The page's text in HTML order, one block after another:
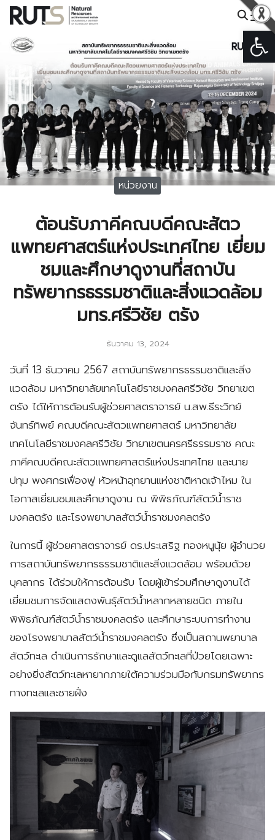
Skip
content
Search
for:
หน่วยงาน
ต้อนรับภาคีคณบดีคณะสัตว
แพทยศาสตร์แห่งประเทศไทย เยี่ยม
ชมและศึกษาดูงานที่สถาบัน
ทรัพยากรธรรมชาติและสิ่งแวดล้อม
มทร.ศรีวิชัย ตรัง
ธันวาคม 13, 2024
วันที่ 13 ธันวาคม 2567 สถาบันทรัพยากรธรรมชาติและสิ่ง
แวดล้อม มหาวิทยาลัยเทคโนโลยีราชมงคลศรีวิชัย วิทยาเขต
ตรัง ได้ให้การต้อนรับผู้ช่วยศาสตราจารย์ น.สพ.ธีระวิทย์
จันทร์ทิพย์ คณบดีคณะสัตวแพทยศาสตร์ มหาวิทยาลัย
เทคโนโลยีราชมงคลศรีวิชัย วิทยาเขตนครศรีธรรมราช คณะ
ภาคีคณบดีคณะสัตวแพทยศาสตร์แห่งประเทศไทย และนาย
ปทุม พงศกรเฟื่องฟู หัวหน้าอุทยานแห่งชาติหาดเจ้าไหม ใน
โอกาสเยี่ยมชมและศึกษาดูงาน ณ พิพิธภัณฑ์สัตว์น้ำราช
มงคลตรัง และโรงพยาบาลสัตว์น้ำราชมงคลตรัง
ในการนี้ ผู้ช่วยศาสตราจารย์ ดร.ประเสริฐ ทองหนูนุ้ย ผู้อำนวย
การสถาบันทรัพยากรธรรมชาติและสิ่งแวดล้อม พร้อมด้วย
บุคลากร ได้ร่วมให้การต้อนรับ โดยผู้เข้าร่วมศึกษาดูงานได้
เยี่ยมชมการจัดแสดงพันธุ์สัตว์น้ำหลากหลายชนิด ภายใน
พิพิธภัณฑ์สัตว์น้ำราชมงคลตรัง และศึกษาระบบการทำงาน
ของโรงพยาบาลสัตว์น้ำราชมงคลตรัง ซึ่งเป็นสถานพยาบาล
สัตว์ทะเล ดำเนินการรักษาและดูแลสัตว์ทะเลที่ป่วยโดยเฉพาะ
อย่างยิ่งสัตว์ทะเลหายากภายใต้ความร่วมมือกับกรมทรัพยากร
ทางทะเลและชายฝั่ง